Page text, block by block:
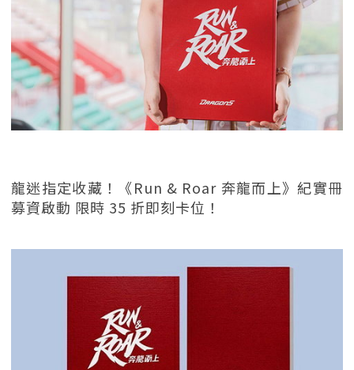
龍迷指定收藏！《Run & Roar 奔龍而上》紀實冊
募資啟動 限時 35 折即刻卡位！